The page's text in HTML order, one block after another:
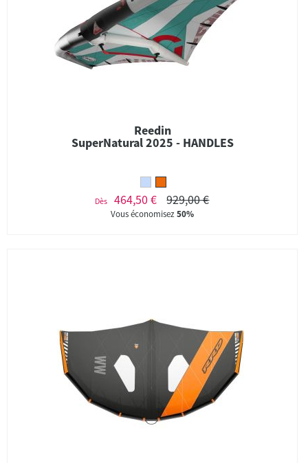
Reedin
SuperNatural 2025 - HANDLES
Dès 464,50 € 929,00 €
Vous économisez50%